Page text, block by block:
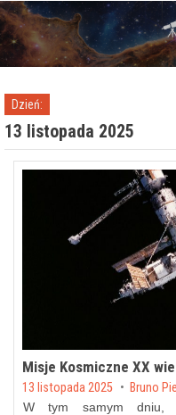
Przejdź do
Dzień:
13 listopada 2025
Misje Kosmiczne XX
Posted on
13 listopada 2025 byBruno
W tym samym dniu,